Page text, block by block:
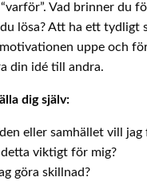
Vad brinner du
lösa? Att ha ett tydligt
uppe och
din idé till andra.
dig själv:
eller samhället vill jag
viktigt för mig?
göra skillnad?